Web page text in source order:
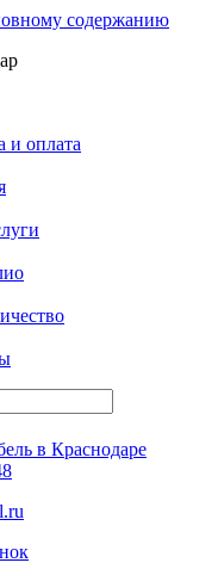
содержанию
и оплата